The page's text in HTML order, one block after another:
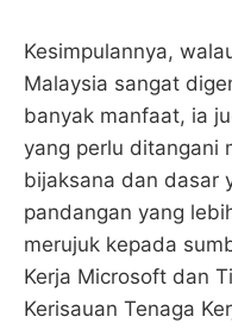
Kesimpulannya,
Malaysia sangat
banyak manfaat, ia
yang perlu ditangani
bijaksana dan dasar
pandangan yang
merujuk kepada
Kerja Microsoft dan
Kerisauan Tenaga